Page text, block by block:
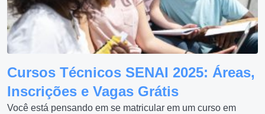
Cursos Técnicos SENAI 2025: Áreas,
Inscrições e Vagas Grátis
Você está pensando em se matricular em um curso em